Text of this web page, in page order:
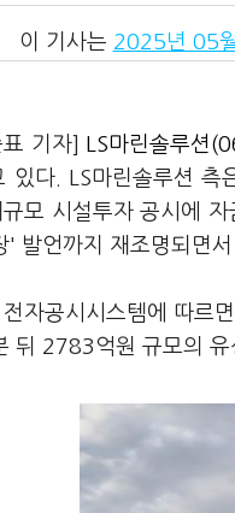
이 기사는 2025년 05
기자] LS마린솔루션
있다. LS마린솔루션 측
모 시설투자 공시에
' 발언까지 재조명되
자공시시스템에 따르
뒤 2783억원 규모의 유